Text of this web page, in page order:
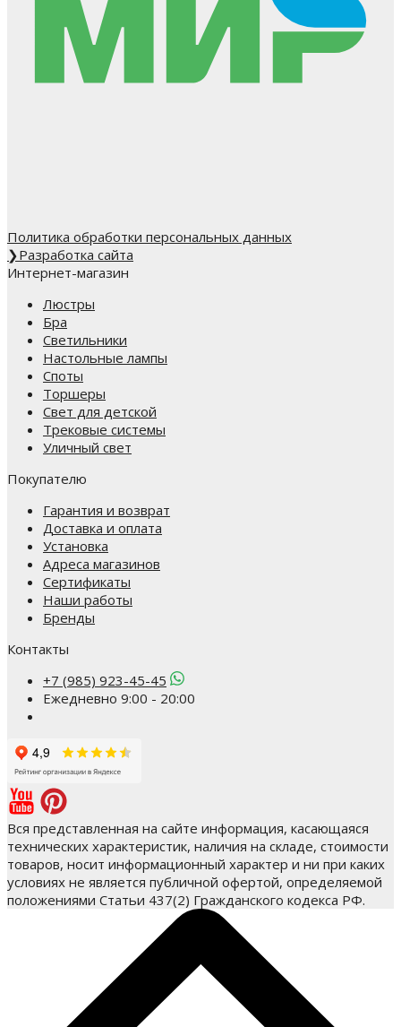
Политика обработки персональных данных
❯Разработка сайта
Интернет-магазин
Люстры
Бра
Светильники
Настольные лампы
Споты
Торшеры
Свет для детской
Трековые системы
Уличный свет
Покупателю
Гарантия и возврат
Доставка и оплата
Установка
Адреса магазинов
Сертификаты
Наши работы
Бренды
Контакты
+7 (985) 923-45-45
Ежедневно 9:00 - 20:00
Вся представленная на сайте информация, касающаяся
технических характеристик, наличия на складе, стоимости
товаров, носит информационный характер и ни при каких
условиях не является публичной офертой, определяемой
положениями Статьи 437(2) Гражданского кодекса РФ.